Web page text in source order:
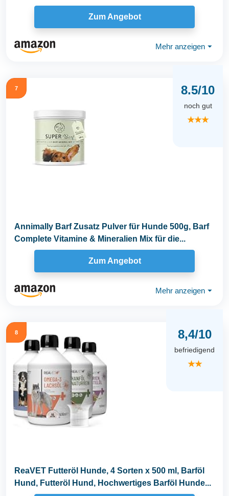
Zum Angebot
Mehr anzeigen ⏷
7 8.5/10
noch gut
★★★
Annimally Barf Zusatz Pulver für Hunde 500g, Barf
Complete Vitamine & Mineralien Mix für die...
Zum Angebot
Mehr anzeigen ⏷
8 8,4/10
befriedigend
★★
ReaVET Futteröl Hunde, 4 Sorten x 500 ml, Barföl
Hund, Futteröl Hund, Hochwertiges Barföl Hunde...